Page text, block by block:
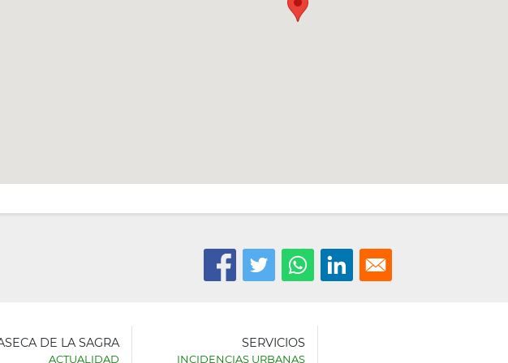
DE LA SAGRA
ACTUALIDAD
SERVICIOS
INCIDENCIAS URBANAS